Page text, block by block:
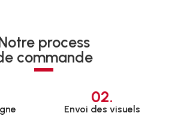
process
commande
02.
Envoi des visuels